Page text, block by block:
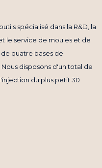
spécialisé dans la R&D, la
le service de moules et de
quatre bases de
disposons d'un total de
du plus petit 30